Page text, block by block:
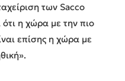
των Sacco
η χώρα με την πιο
επίσης η χώρα με